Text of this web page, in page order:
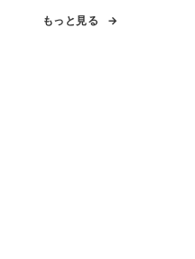
もっと見る